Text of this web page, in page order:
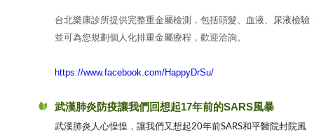
台北樂康診所提供完整重金屬檢測，包括頭髮、血液、尿液檢驗
並可為您規劃個人化排重金屬療程，歡迎洽詢。
https://www.facebook.com/HappyDrSu/
武漢肺炎防疫讓我們回想起17年前的SARS風暴
武漢肺炎人心惶惶，讓我們又想起20年前SARS和平醫院封院風